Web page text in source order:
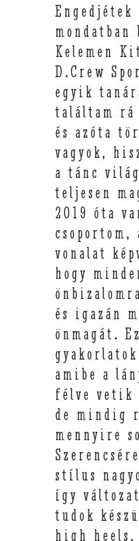
Engedjétek
mondatban
Kelemen
D.Crew
egyik
találtam rá
és azóta
vagyok,
a tánc
teljesen
2019 óta
vonalat
hogy
és igazán
önmagát.
amibe a
félve vetik
de mindig
mennyire
stílus
így
tudok
high heels,